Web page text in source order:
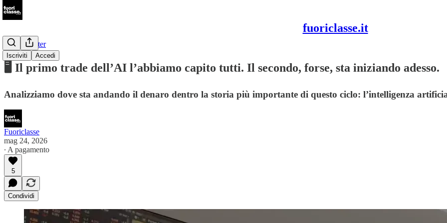
fuoriclasse.it
Iscriviti Accedi
📩Newsletter
🖥️ Il primo trade dell’AI l’abbiamo capito tutti. Il secondo, forse, sta iniziando adesso.
Analizziamo dove sta andando il denaro dentro la storia più importante di questo ciclo: l’intelligenza
Fuoriclasse
mag 24, 2026
∙ A pagamento
5
Condividi